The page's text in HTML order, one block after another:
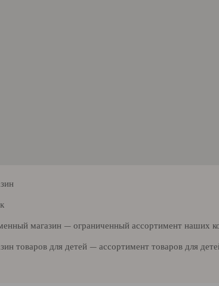
магазин — ограниченный ассортимент наших
товаров для детей — ассортимент товаров для